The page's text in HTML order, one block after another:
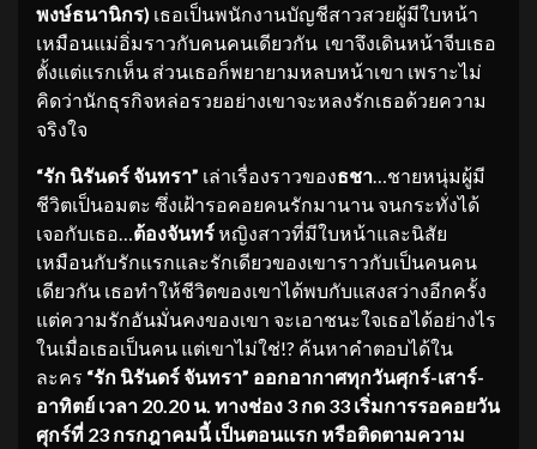
พงษ์ธนานิกร) เธอเป็นพนักงานบัญชีสาวสวยผู้มีใบหน้า
เหมือนแม่อิ่มราวกับคนคนเดียวกัน เขาจึงเดินหน้าจีบเธอ
ตั้งแต่แรกเห็น ส่วนเธอก็พยายามหลบหน้าเขา เพราะไม่
คิดว่านักธุรกิจหล่อรวยอย่างเขาจะหลงรักเธอด้วยความ
จริงใจ
“รัก นิรันดร์ จันทรา” เล่าเรื่องราวของธชา …ชายหนุ่มผู้มี
ชีวิตเป็นอมตะ ซึ่งเฝ้ารอคอยคนรักมานาน จนกระทั่งได้
เจอกับเธอ… ต้องจันทร์หญิงสาวที่มีใบหน้าและนิสัย
เหมือนกับรักแรกและรักเดียวของเขาราวกับเป็นคนคน
เดียวกัน เธอทำให้ชีวิตของเขาได้พบกับแสงสว่างอีกครั้ง
แต่ความรักอันมั่นคงของเขา จะเอาชนะใจเธอได้อย่างไร
ในเมื่อเธอเป็นคน แต่เขาไม่ใช่!? ค้นหาคำตอบได้ใน
ละคร “รัก นิรันดร์ จันทรา” ออกอากาศทุกวันศุกร์-เสาร์-
อาทิตย์ เวลา 20.20 น. ทางช่อง 3 กด 33 เริ่มการรอคอยวัน
ศุกร์ที่ 23 กรกฎาคมนี้ เป็นตอนแรก หรือติดตามความ